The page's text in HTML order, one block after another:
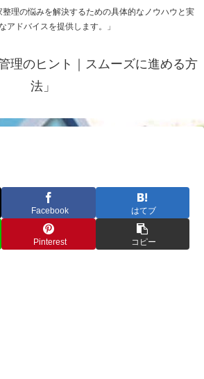
整理の悩みを解決するための具体的なノウハウと実
アドバイスを提供します。」
理のヒント｜スムーズに進める方
法」
Facebook はてブ
Pinterest コピー